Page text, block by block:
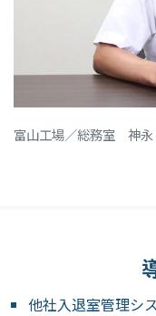
富山工場／総務室 神永
他社入退室管理シ